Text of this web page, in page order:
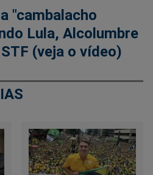
"cambalacho
Lula, Alcolumbre
(veja o vídeo)